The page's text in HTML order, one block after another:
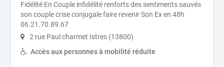
Fidélité En Couple infidélité renforts des sentiments sauvés
son couple crise conjugale faire revenir Son Ex en 48h
06.21.70.89.67
2 rue Paul charmet Istres (13800)
Accès aux personnes à mobilité réduite